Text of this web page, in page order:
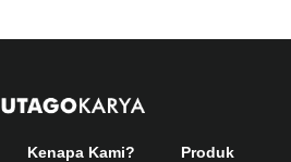
Kenapa Kami? Produk